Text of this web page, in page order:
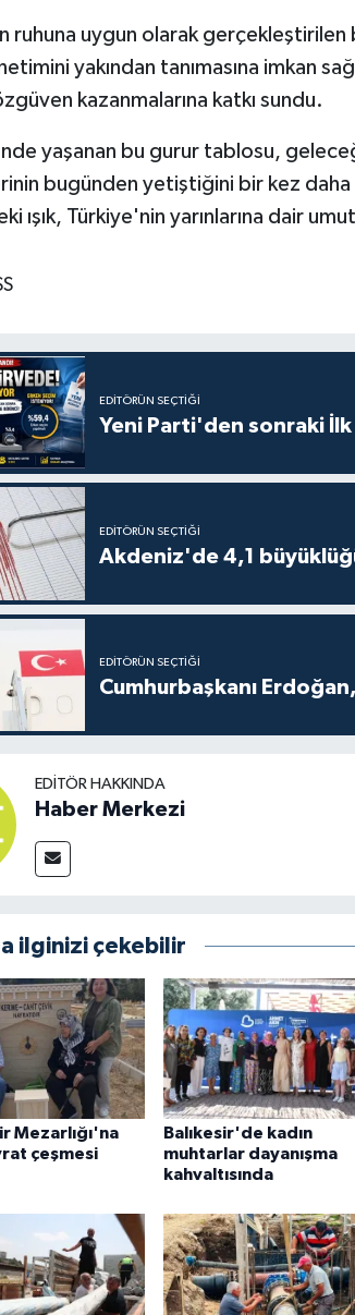
ruhuna uygun olarak gerçekleştirilen
yakından tanımasına imkan
kazanmalarına katkı sundu.
yaşanan bu gurur tablosu,
bugünden yetiştiğini bir kez
ışık, Türkiye'nin yarınlarına dair
EDITÖRÜN SEÇTIĞI
Yeni Parti'den sonraki
EDITÖRÜN SEÇTIĞI
Akdeniz'de 4,1
EDITÖRÜN SEÇTIĞI
Cumhurbaşkanı
EDITÖR HAKKINDA
Haber Merkezi
ilginizi çekebilir
Mezarlığı'na
çeşmesi
Balıkesir'de kadın
muhtarlar dayanışma
kahvaltısında